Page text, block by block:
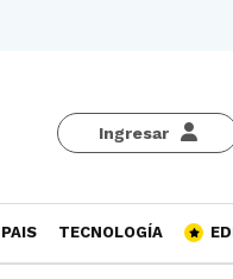
Ingresar
PAIS TECNOLOGÍA